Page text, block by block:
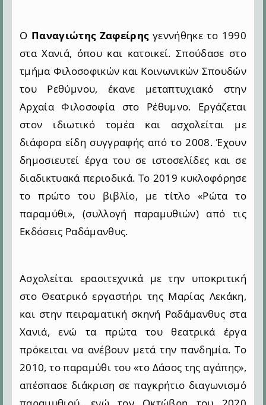
Ο Παναγιώτης Ζαφείρηςγεννήθηκε το 1990
στα Χανιά, όπου και κατοικεί. Σπούδασε στο
τμήμα Φιλοσοφικών και Κοινωνικών Σπουδών
του Ρεθύμνου, έκανε μεταπτυχιακό στην
Αρχαία Φιλοσοφία στο Ρέθυμνο. Εργάζεται
στον ιδιωτικό τομέα και ασχολείται με
διάφορα είδη συγγραφής από το 2008. Έχουν
δημοσιευτεί έργα του σε ιστοσελίδες και σε
διαδικτυακά περιοδικά. Το 2019 κυκλοφόρησε
το πρώτο του βιβλίο, με τίτλο «Ρώτα το
παραμύθι», (συλλογή παραμυθιών) από τις
Εκδόσεις Ραδάμανθυς.
Ασχολείται ερασιτεχνικά με την υποκριτική
στο Θεατρικό εργαστήρι της Μαρίας Λεκάκη,
και στην πειραματική σκηνή Ραδάμανθυς στα
Χανιά, ενώ τα πρώτα του θεατρικά έργα
πρόκειται να ανέβουν μετά την πανδημία.Το
2010, το παραμύθι του «το Δάσος της αγάπης»,
απέσπασε διάκριση σε παγκρήτιο διαγωνισμό